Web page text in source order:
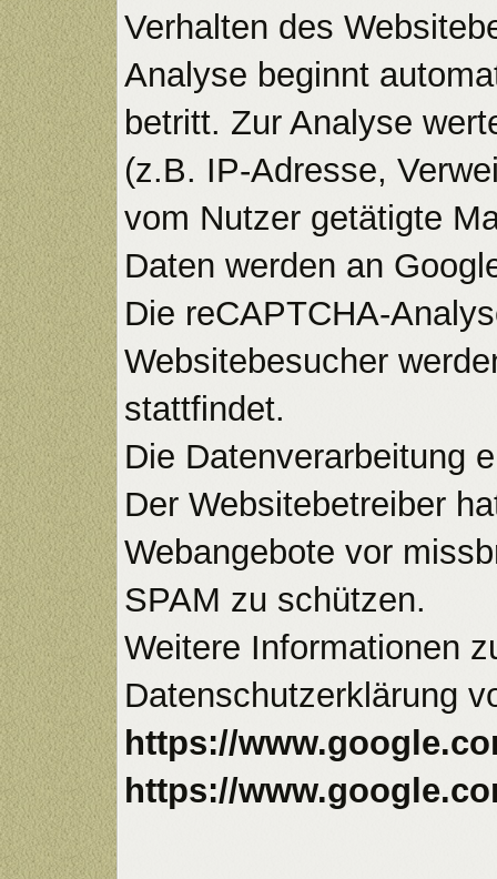
Verhalten des
Analyse beginnt
betritt. Zur Analyse
(z.B. IP-Adresse,
vom Nutzer getätigte
Daten werden an
Die reCAPTCHA-
Websitebesucher
stattfindet.
Die Datenverarbeitung
Der Websitebetreiber
Webangebote vor
SPAM zu schützen.
Weitere Informationen
Datenschutzerklärung
https://
https://